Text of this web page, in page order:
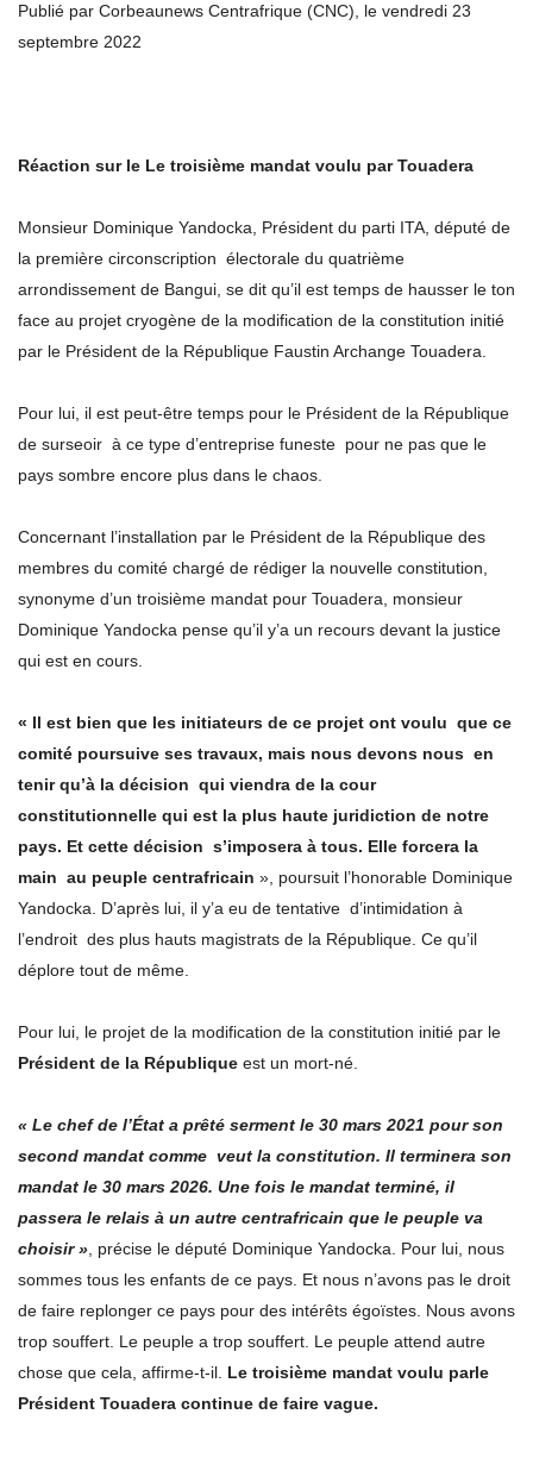
Publié par Corbeaunews Centrafrique (CNC), le vendredi 23
septembre 2022
Réaction sur le Le troisième mandat voulu par Touadera
Monsieur Dominique Yandocka, Président du parti ITA, député de
la première circonscription électorale du quatrième
arrondissement de Bangui, se dit qu’il est temps de hausser le ton
face au projet cryogène de la modification de la constitution initié
par le Président de la République Faustin Archange Touadera.
Pour lui, il est peut-être temps pour le Président de la République
de surseoir à ce type d’entreprise funeste pour ne pas que le
pays sombre encore plus dans le chaos.
Concernant l’installation par le Président de la République des
membres du comité chargé de rédiger la nouvelle constitution,
synonyme d’un troisième mandat pour Touadera, monsieur
Dominique Yandocka pense qu’il y’a un recours devant la justice
qui est en cours.
« Il est bien que les initiateurs de ce projet ont voulu que ce
comité poursuive ses travaux, mais nous devons nous en
tenir qu’à la décision qui viendra de la cour
constitutionnelle qui est la plus haute juridiction de notre
pays. Et cette décision s’imposera à tous. Elle forcera la
main au peuple centrafricain », poursuit l’honorable Dominique
Yandocka. D’après lui, il y’a eu de tentative d’intimidation à
l’endroit des plus hauts magistrats de la République. Ce qu’il
déplore tout de même.
Pour lui, le projet de la modification de la constitution initié par le
Président de la République est un mort-né.
« Le chef de l’État a prêté serment le 30 mars 2021 pour son
second mandat comme veut la constitution. Il terminera son
mandat le 30 mars 2026. Une fois le mandat terminé, il
passera le relais à un autre centrafricain que le peuple va
choisir », précise le député Dominique Yandocka. Pour lui, nous
sommes tous les enfants de ce pays. Et nous n’avons pas le droit
de faire replonger ce pays pour des intérêts égoïstes. Nous avons
trop souffert. Le peuple a trop souffert. Le peuple attend autre
chose que cela, affirme-t-il. Le troisième mandat voulu parle
Président Touadera continue de faire vague.